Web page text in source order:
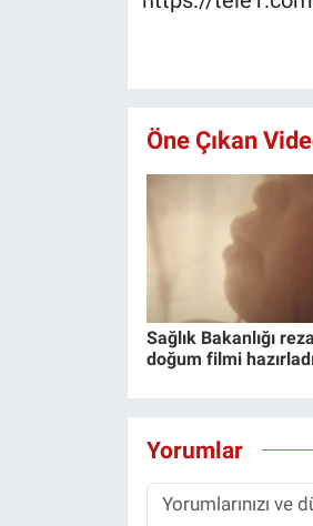
Öne Çıkan
Sağlık Bakanlığı
doğum filmi
Yorumlar